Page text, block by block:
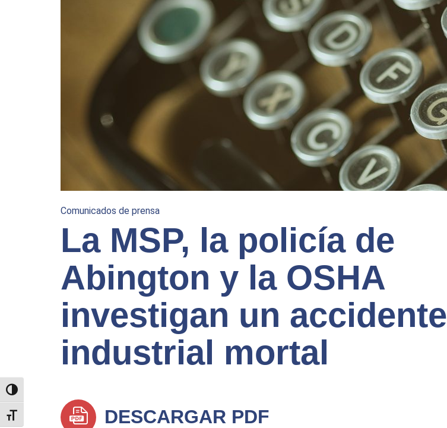
TOGGLE HIGH CONTRAST
TOGGLE FONT SIZE
Comunicados de prensa
La MSP, la policía de
Abington y la OSHA
investigan un accidente
industrial mortal
DESCARGAR PDF